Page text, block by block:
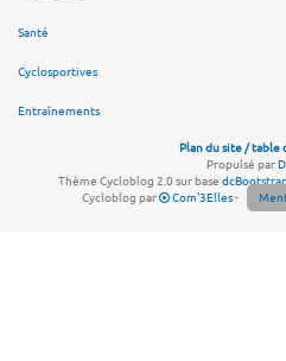
Santé
Cyclosportives
Entraînements
Plan du site / table
Propulsé par
Thème Cycloblog 2.0 sur base
Cycloblog par
Com'3Elles-